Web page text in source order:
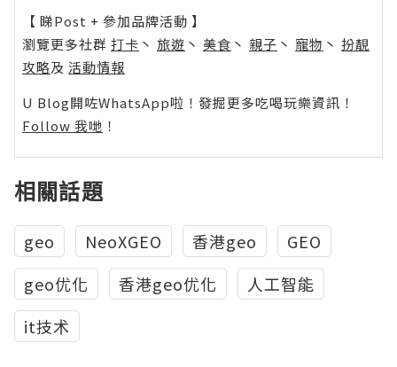
【 睇Post + 參加品牌活動 】
瀏覽更多社群 打卡 丶 旅遊 丶 美食 丶 親子 丶 寵物 丶 扮靚
攻略及 活動情報
U Blog開咗WhatsApp啦！發掘更多吃喝玩樂資訊！
Follow 我哋 ！
相關話題
geo NeoXGEO 香港geo
GEO
geo优化
香港geo优化
人工智能
it技术